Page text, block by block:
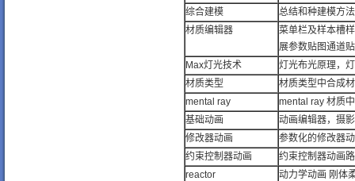
综合建模
总结和种建模方
材质编辑器
菜单栏及样本槽
展参数贴图通道
Max灯光技术
灯光布光原理，
材质类型
材质类型中合成
mental ray
mental ray 材质
基础动画
动画编辑器，摄
修改器动画
参数化的修改器
约束控制器动画
约束控制器动画
reactor
动力学动画 刚体